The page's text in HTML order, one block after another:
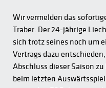
Wir vermelden das
Traber. Der 24-jährige
sich trotz seines noch um
Vertrags dazu
Abschluss dieser Saison
beim letzten Auswärtsspiel